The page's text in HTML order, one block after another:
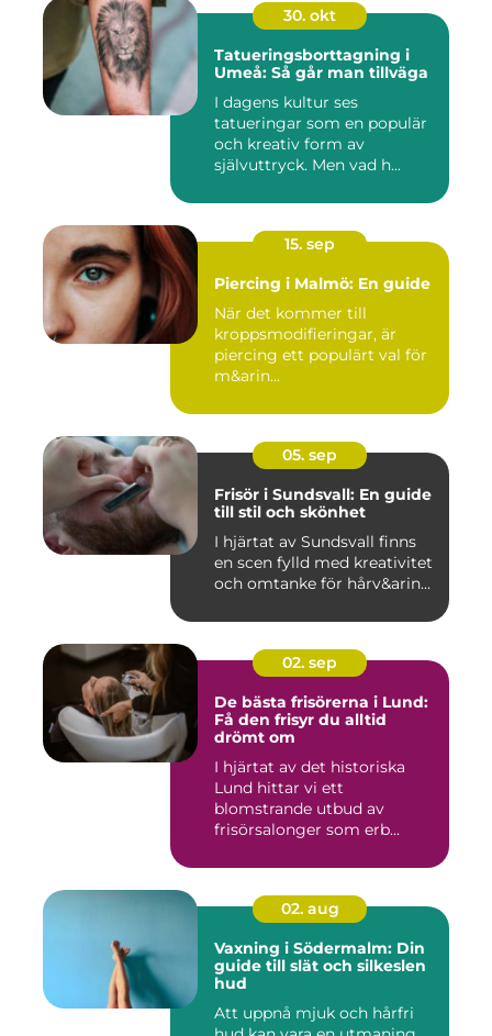
30. okt
Tatueringsborttagning i
Umeå: Så går man tillväga
I dagens kultur ses
tatueringar som en populär
och kreativ form av
självuttryck. Men vad h...
15. sep
Piercing i Malmö: En guide
När det kommer till
kroppsmodifieringar, är
piercing ett populärt val för
m&arin...
05. sep
Frisör i Sundsvall: En guide
till stil och skönhet
I hjärtat av Sundsvall finns
en scen fylld med kreativitet
och omtanke för hårv&arin...
02. sep
De bästa frisörerna i Lund:
Få den frisyr du alltid
drömt om
I hjärtat av det historiska
Lund hittar vi ett
blomstrande utbud av
frisörsalonger som erb...
02. aug
Vaxning i Södermalm: Din
guide till slät och silkeslen
hud
Att uppnå mjuk och hårfri